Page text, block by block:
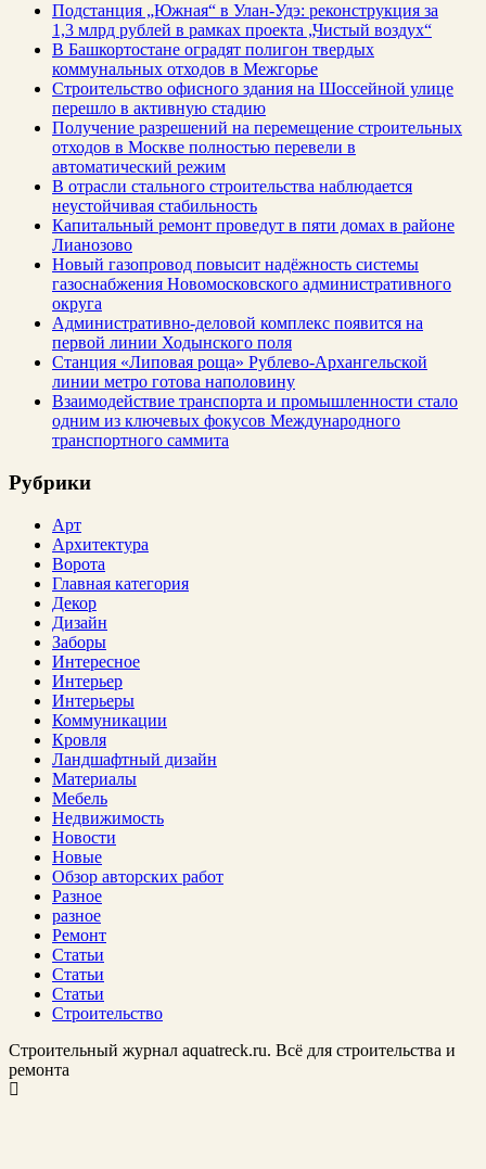
Подстанция „Южная“ в Улан‑Удэ: реконструкция за
1,3 млрд рублей в рамках проекта „Чистый воздух“
В Башкортостане оградят полигон твердых
коммунальных отходов в Межгорье
Строительство офисного здания на Шоссейной улице
перешло в активную стадию
Получение разрешений на перемещение строительных
отходов в Москве полностью перевели в
автоматический режим
В отрасли стального строительства наблюдается
неустойчивая стабильность
Капитальный ремонт проведут в пяти домах в районе
Лианозово
Новый газопровод повысит надёжность системы
газоснабжения Новомосковского административного
округа
Административно-деловой комплекс появится на
первой линии Ходынского поля
Станция «Липовая роща» Рублево-Архангельской
линии метро готова наполовину
Взаимодействие транспорта и промышленности стало
одним из ключевых фокусов Международного
транспортного саммита
Рубрики
Арт
Архитектура
Ворота
Главная категория
Декор
Дизайн
Заборы
Интересное
Интерьер
Интерьеры
Коммуникации
Кровля
Ландшафтный дизайн
Материалы
Мебель
Недвижимость
Новости
Новые
Обзор авторских работ
Разное
разное
Ремонт
Статьи
Статьи
Статьи
Строительство
Строительный журнал aquatreck.ru. Всё для строительства и
ремонта